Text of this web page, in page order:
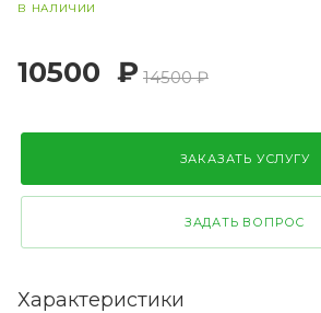
В НАЛИЧИИ
10500 ₽ 14500 ₽
ЗАКАЗАТЬ УСЛУГУ
ЗАДАТЬ ВОПРОС
Характеристики